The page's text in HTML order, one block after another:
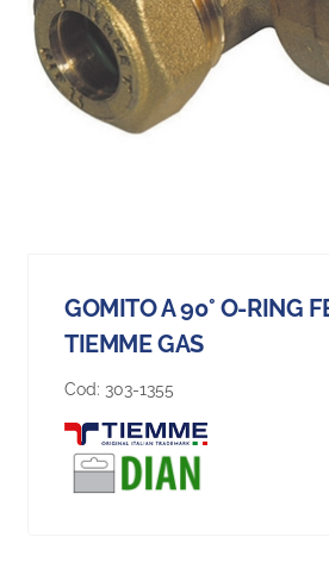
GOMITO A 90° O-RING
TIEMME GAS
Cod: 303-1355